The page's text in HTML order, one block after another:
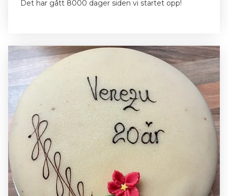
Det har gått 8000 dager siden vi startet opp!